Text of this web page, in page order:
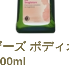
ズ ボディ